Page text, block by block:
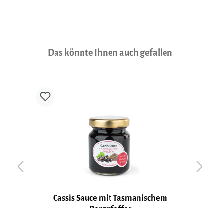
Produktgalerie überspringen
Das könnte Ihnen auch gefallen
Cassis Sauce mit Tasmanischem